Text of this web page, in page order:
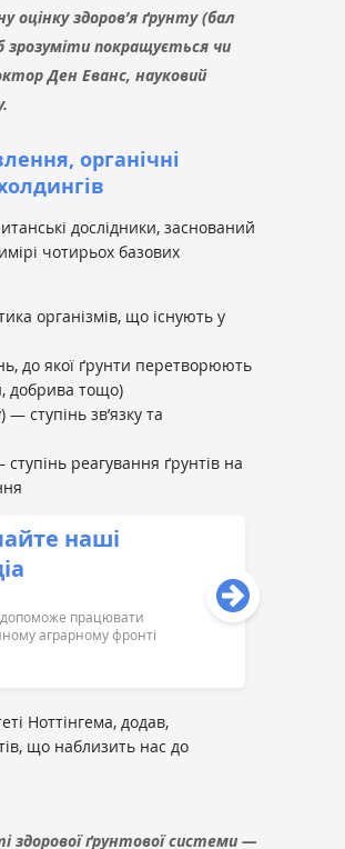
оцінку здоров’я ґрунту (бал
зрозуміти покращується чи
Ден Еванс, науковий
органічні
дослідники, заснований
чотирьох базових
організмів, що існують у
до якої ґрунти перетворюють
добрива тощо)
ступінь зв’язку та
реагування ґрунтів на
наші
допоможе працювати
аграрному фронті
Ноттінгема, додав,
що наблизить нас до
здорової ґрунтової системи —